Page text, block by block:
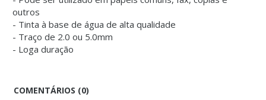
outros
- Tinta à base de água de alta qualidade
- Traço de 2.0 ou 5.0mm
- Loga duração
COMENTÁRIOS (0)